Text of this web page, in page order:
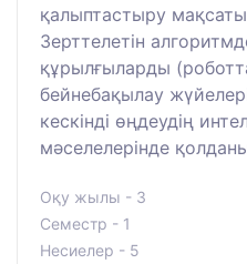
қалыптастыру
Зерттелетін
құрылғыларды
бейнебақылау
кескінді өңдеудің
мәселелерінде
Оқу жылы - 3
Семестр - 1
Несиелер - 5